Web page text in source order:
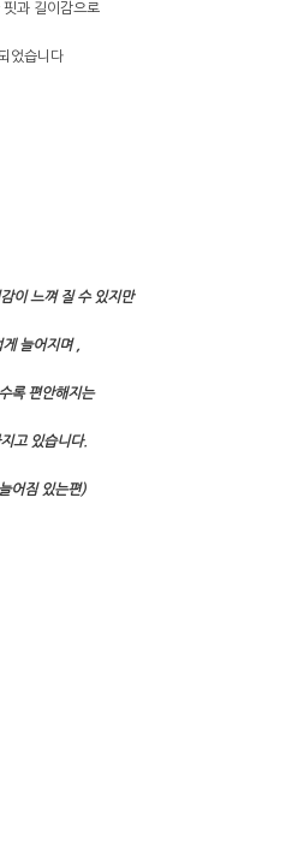
핏과 길이감으로
었습니다
이 느껴 질 수 있지만
게 늘어지며 ,
록 편안해지는
고 있습니다.
어짐 있는편)